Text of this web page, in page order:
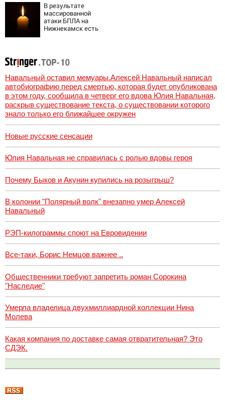
В результате
массированной
атаки БПЛА на
Нижнекамск есть
Навальный оставил мемуары.Алексей Навальный написал
автобиографию перед смертью, которая будет опубликована
в этом году, сообщила в четверг его вдова Юлия Навальная,
раскрыв существование текста, о существовании которого
знало только его ближайшее окружен
Новые русские сенсации
Юлия Навальная не справилась с ролью вдовы героя
Почему Быков и Акунин купились на розыгрыш?
В колонии "Полярный волк" внезапно умер Алексей
Навальный
РЭП-килограммы споют на Евровидении
Все-таки, Борис Немцов важнее ..
Общественники требуют запретить роман Сорокина
"Наследие"
Умерла владелица двухмиллиардной коллекции Нина
Молева
Какая компания по доставке самая отвратительная? Это
СДЭК.